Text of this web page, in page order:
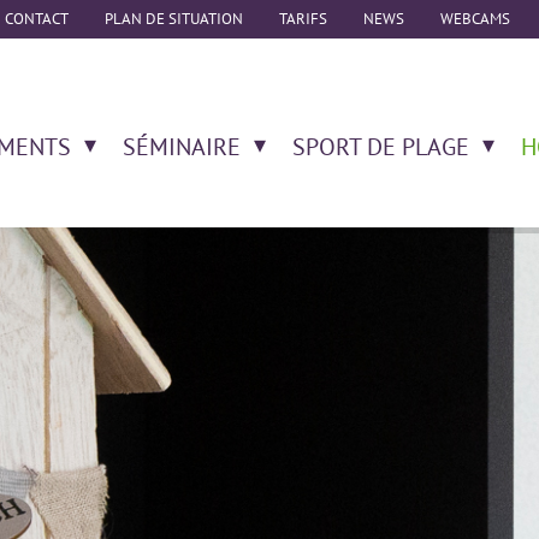
CONTACT PLAN DE SITUATION TARIFS NEWS WEBCAMS
SÉMINAIRE SPORT DE PLAGE